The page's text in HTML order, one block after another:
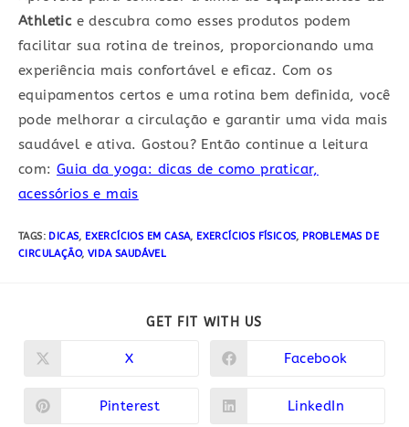
Athletice descubra como esses produtos podem
facilitar sua rotina de treinos, proporcionando uma
experiência mais confortável e eficaz. Com os
equipamentos certos e uma rotina bem definida, você
pode melhorar a circulação e garantir uma vida mais
saudável e ativa. Gostou? Então continue a leitura
com: Guia da yoga: dicas de como praticar,
acessórios e mais
TAGS: DICAS, EXERCÍCIOS EM CASA, EXERCÍCIOS FÍSICOS, PROBLEMAS DE
CIRCULAÇÃO, VIDA SAUDÁVEL
GET FIT WITH US
Abre
nova
janela
X
Abre
nova
janela
Facebook
Abre
Pinterest
Abre
LinkedIn